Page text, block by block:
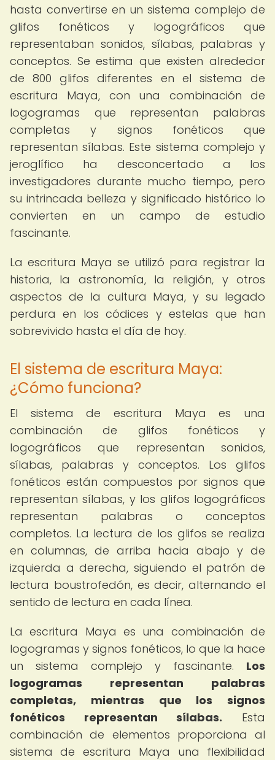
hasta convertirse en un sistema complejo de
glifos fonéticos y logográficos que
representaban sonidos, sílabas, palabras y
conceptos. Se estima que existen alrededor
de 800 glifos diferentes en el sistema de
escritura Maya, con una combinación de
logogramas que representan palabras
completas y signos fonéticos que
representan sílabas. Este sistema complejo y
jeroglífico ha desconcertado a los
investigadores durante mucho tiempo, pero
su intrincada belleza y significado histórico lo
convierten en un campo de estudio
fascinante.
La escritura Maya se utilizó para registrar la
historia, la astronomía, la religión, y otros
aspectos de la cultura Maya, y su legado
perdura en los códices y estelas que han
sobrevivido hasta el día de hoy.
El sistema de escritura Maya:
¿Cómo funciona?
El sistema de escritura Maya es una
combinación de glifos fonéticos y
logográficos que representan sonidos,
sílabas, palabras y conceptos. Los glifos
fonéticos están compuestos por signos que
representan sílabas, y los glifos logográficos
representan palabras o conceptos
completos. La lectura de los glifos se realiza
en columnas, de arriba hacia abajo y de
izquierda a derecha, siguiendo el patrón de
lectura boustrofedón, es decir, alternando el
sentido de lectura en cada línea.
La escritura Maya es una combinación de
logogramas y signos fonéticos, lo que la hace
un sistema complejo y fascinante. Los
logogramas representan palabras
completas, mientras que los signos
fonéticos representan sílabas. Esta
combinación de elementos proporciona al
sistema de escritura Maya una flexibilidad